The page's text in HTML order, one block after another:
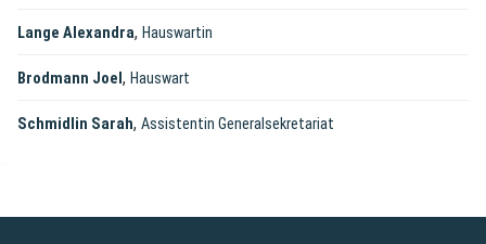
Lange Alexandra, Hauswartin
Brodmann Joel , Hauswart
Schmidlin Sarah, Assistentin Generalsekretariat